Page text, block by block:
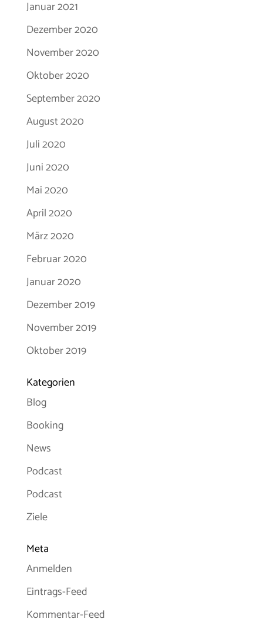
Januar 2021
Dezember 2020
November 2020
Oktober 2020
September 2020
August 2020
Juli 2020
Juni 2020
Mai 2020
April 2020
März 2020
Februar 2020
Januar 2020
Dezember 2019
November 2019
Oktober 2019
Kategorien
Blog
Booking
News
Podcast
Podcast
Ziele
Meta
Anmelden
Eintrags-Feed
Kommentar-Feed